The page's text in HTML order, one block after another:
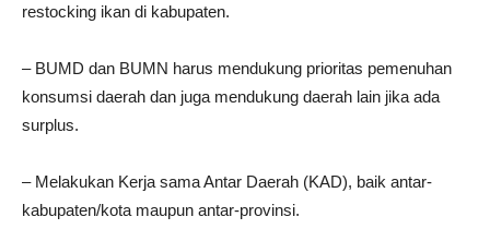
restocking ikan di kabupaten.
– BUMD dan BUMN harus mendukung prioritas pemenuhan
konsumsi daerah dan juga mendukung daerah lain jika ada
surplus.
– Melakukan Kerja sama Antar Daerah (KAD), baik antar-
kabupaten/kota maupun antar-provinsi.